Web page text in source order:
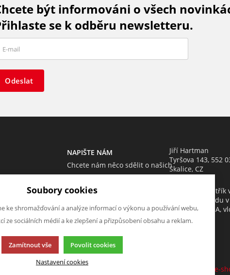
být informováni o všech
se k odběru newsletteru.
Odeslat
NAPIŠTE NÁM
Chcete nám něco sdělit o našich
Neváhejte napsat.
Chci napsat zprávu
Jiří Hartman
Tyršova 143, 552
Skalice, CZ
Obchodní rejstřík
Krajského soudu
Králové, oddíl A,
K2 e-
Soubory cookies
ke shromažďování a analýze informací o výkonu a používání webu,
ze sociálních médií a ke zlepšení a přizpůsobení obsahu a reklam.
Zamítnout vše Povolit cookies
Nastavení cookies